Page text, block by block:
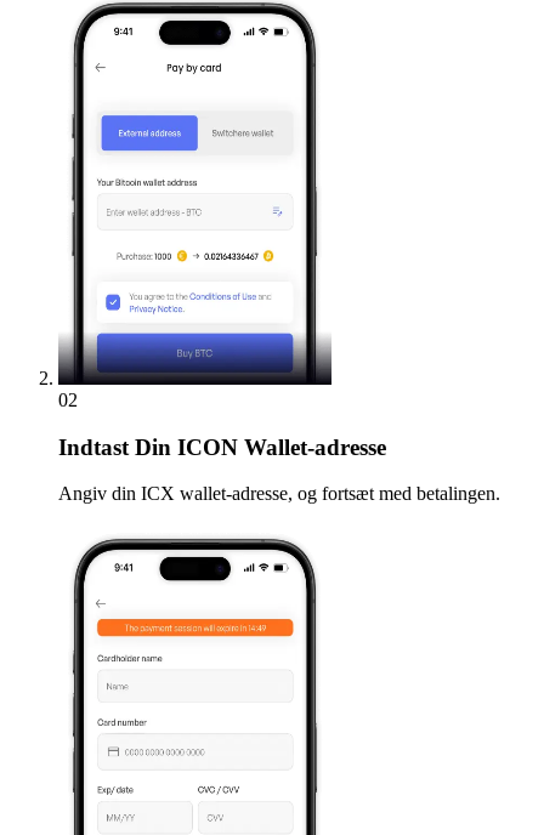
02
Indtast Din ICON Wallet-adresse
Angiv din ICX wallet-adresse, og fortsæt med betalingen.